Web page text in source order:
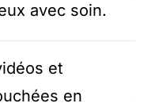
avec soin.
et
en